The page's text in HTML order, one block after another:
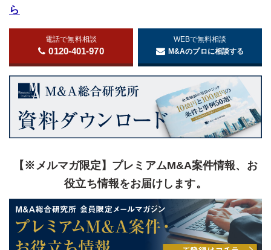
ら
電話で無料相談
0120-401-970
WEBで無料相談
M&Aのプロに相談する
【※メルマガ限定】プレミアムM&A案件情報、お
役立ち情報をお届けします。